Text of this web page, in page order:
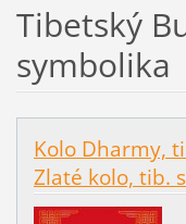
Tibetský
symbolika
Kolo Dharmy,
Zlaté kolo, tib.